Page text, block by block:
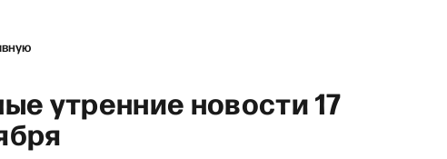
утренние новости 17